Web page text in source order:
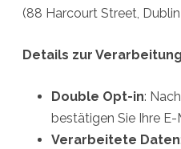
(88 Harcourt Street,
Details zur
Double Opt-in:
bestätigen Sie Ihre E-
Verarbeitete Daten